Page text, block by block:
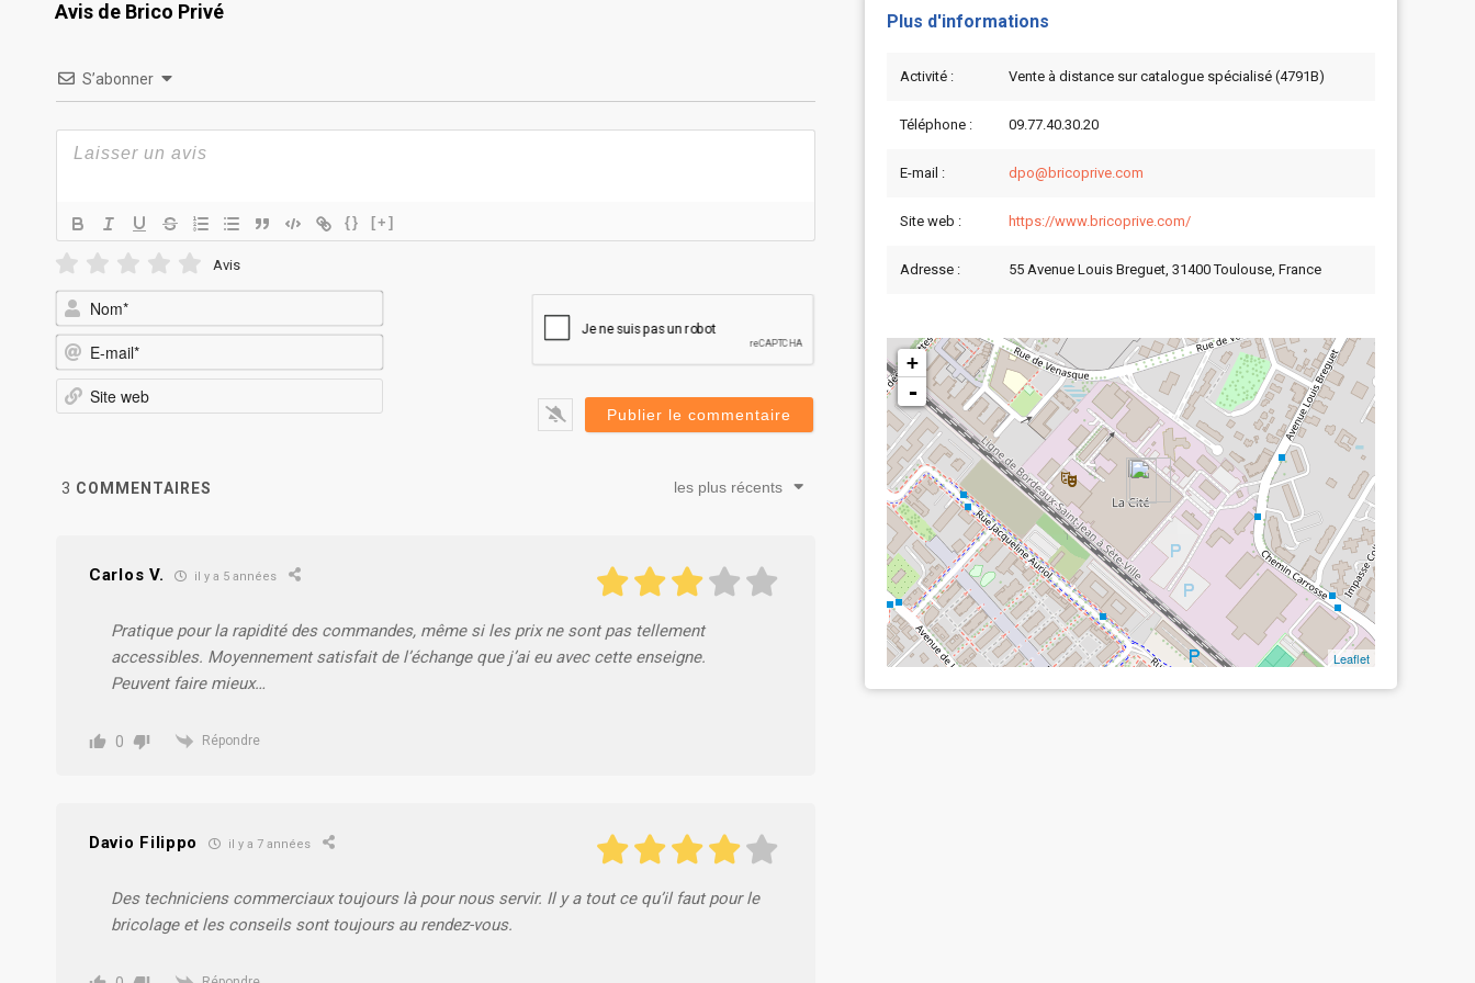
Avis de Brico Privé
S’abonner
{} [+]
Avis
mail*
3 COMMENTAIRES les plus récents
Carlos V. il y a 5 années
Pratique pour la rapidité des commandes, même si les prix ne sont pas tellement
accessibles. Moyennement satisfait de l’échange que j’ai eu avec cette enseigne.
Peuvent faire mieux…
0 Répondre
Davio Filippo il y a 7 années
Des techniciens commerciaux toujours là pour nous servir. Il y a tout ce qu’il faut pour le
bricolage et les conseils sont toujours au rendez-vous.
Plus d'informations
Activité : Vente à distance sur catalogue spécialisé (4791B)
Téléphone : 09.77.40.30.20
E-mail : dpo@bricoprive.com
Site web : https://www.bricoprive.com/
Adresse : 55 Avenue Louis Breguet, 31400 Toulouse, France
+
-
Leaflet